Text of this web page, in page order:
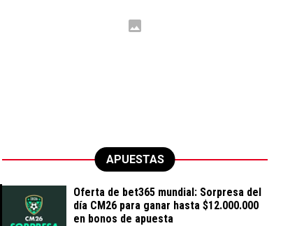
APUESTAS
Oferta de bet365 mundial: Sorpresa del
día CM26 para ganar hasta $12.000.000
en bonos de apuesta